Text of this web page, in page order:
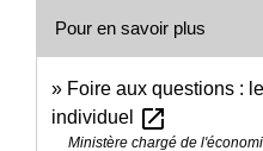
Pour en savoir plus
Foire aux questions :
individuel
open_in_new
Ministère chargé de